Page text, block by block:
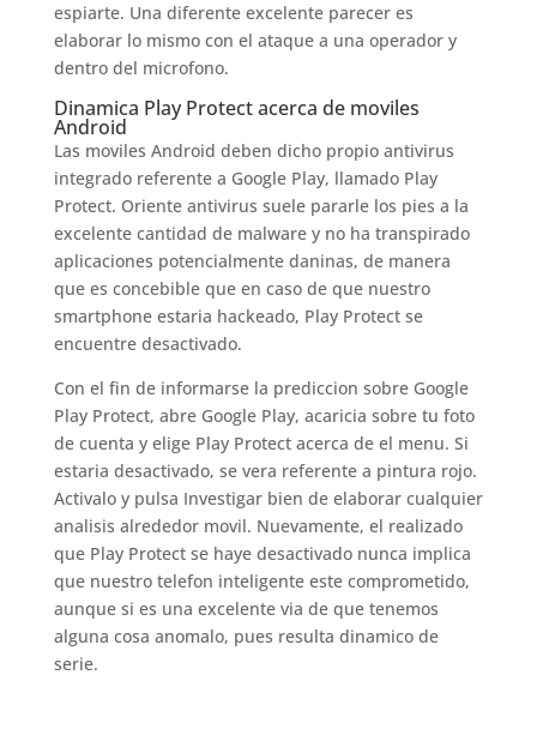
espiarte. Una diferente excelente parecer es
elaborar lo mismo con el ataque a una operador y
dentro del microfono.
Dinamica Play Protect acerca de moviles
Android
Las moviles Android deben dicho propio antivirus
integrado referente a Google Play, llamado Play
Protect. Oriente antivirus suele pararle los pies a la
excelente cantidad de malware y no ha transpirado
aplicaciones potencialmente daninas, de manera
que es concebible que en caso de que nuestro
smartphone estaria hackeado, Play Protect se
encuentre desactivado.
Con el fin de informarse la prediccion sobre Google
Play Protect, abre Google Play, acaricia sobre tu foto
de cuenta y elige Play Protect acerca de el menu. Si
estaria desactivado, se vera referente a pintura rojo.
Activalo y pulsa Investigar bien de elaborar cualquier
analisis alrededor movil. Nuevamente, el realizado
que Play Protect se haye desactivado nunca implica
que nuestro telefon inteligente este comprometido,
aunque si es una excelente via de que tenemos
alguna cosa anomalo, pues resulta dinamico de
serie.